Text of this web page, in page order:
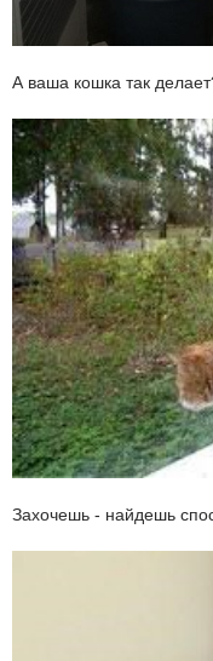
А ваша кошка так
Захочешь - найдешь